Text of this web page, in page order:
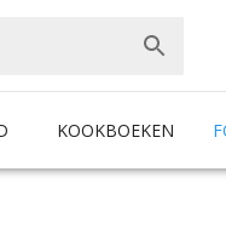
KOOKBOEKEN